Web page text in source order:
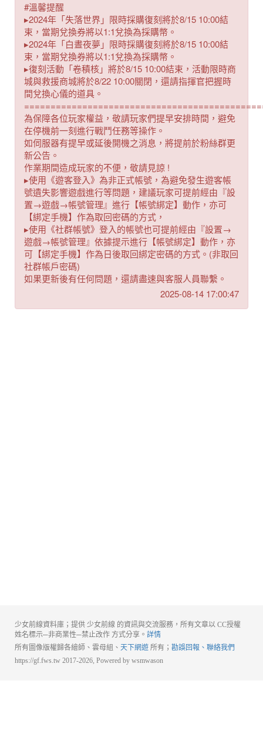
#溫馨提醒
▸2024年「失落世界」限時採購復刻將於8/15 10:00結
束，當期兌換券將以1:1兌換為採購幣。
▸2024年「白晝夜夢」限時採購復刻將於8/15 10:00結
束，當期兌換券將以1:1兌換為採購幣。
▸復刻活動「卷積核」將於8/15 10:00結束，活動限時商
城與救援商城將於8/22 10:00關閉，還請指揮官把握時
間兌換心儀的道具。
為保障各位玩家權益，敬請玩家們提早安排時間，避免
在停機前一刻進行戰鬥任務等操作。
如伺服器有提早或延後開機之消息，將提前於粉絲群更
新公告。
作業期間造成玩家的不便，敬請見諒 !
▸使用《遊客登入》為非正式帳號，為避免發生遊客帳
號遺失影響遊戲進行等問題，建議玩家可提前經由『設
置→遊戲→帳號管理』進行【帳號綁定】動作，亦可
【綁定手機】作為取回密碼的方式，
▸使用《社群帳號》登入的帳號也可提前經由『設置→
遊戲→帳號管理』依據提示進行【帳號綁定】動作，亦
可【綁定手機】作為日後取回綁定密碼的方式。(非取回
社群帳戶密碼)
如果更新後有任何問題，還請盡速與客服人員聯繫。
2025-08-14 17:00:47
少女前線資料庫；提供 少女前線 的資訊與交流服務，所有文章以 CC授權
姓名標示─非商業性─禁止改作 方式分享。 詳情
所有圖像版權歸各繪師、雲母組、 天下網遊 所有； 勘誤回報、聯絡我們
https://gf.fws.tw 2017-2026, Powered by wsmwason